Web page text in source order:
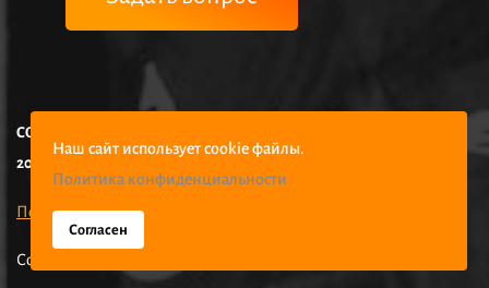
COPYRIGHT © НЧУПО КОЛЛЕДЖ УПРАВЛЕНИЯ И ЭКОНОМИКИ,
2025
Политика конфиденциальности
Создание сайтов -
Наш сайт использует cookie файлы.
Политика конфиденциальности
Согласен